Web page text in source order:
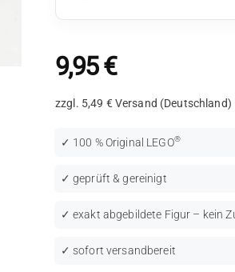
9,95€
zzgl. 5,49 € Versand (Deutschland)
✓ 100 % Original LEGO®
✓ geprüft & gereinigt
✓ exakt abgebildete Figur – kein
✓ sofort versandbereit